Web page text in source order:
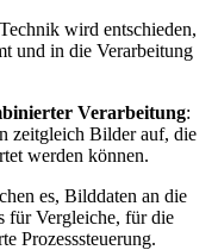
wird entschieden,
und in die Verarbeitung
Verarbeitung:
zeitgleich Bilder auf, die
werden können.
es, Bilddaten an die
für Vergleiche, für die
Prozesssteuerung.